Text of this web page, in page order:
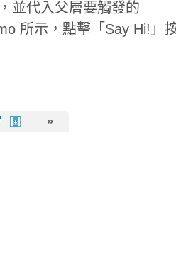
並代入父層要觸發的
所示，點擊「Say Hi!」